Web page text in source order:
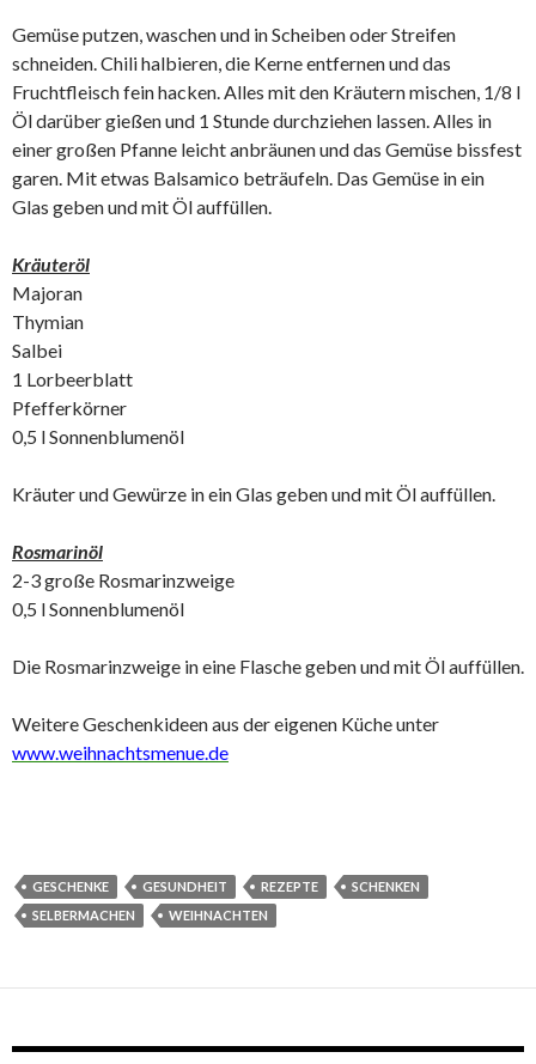
Gemüse putzen, waschen und in Scheiben oder Streifen
schneiden. Chili halbieren, die Kerne entfernen und das
Fruchtfleisch fein hacken. Alles mit den Kräutern mischen, 1/8 l
Öl darüber gießen und 1 Stunde durchziehen lassen. Alles in
einer großen Pfanne leicht anbräunen und das Gemüse bissfest
garen. Mit etwas Balsamico beträufeln. Das Gemüse in ein
Glas geben und mit Öl auffüllen.
Kräuteröl
Majoran
Thymian
Salbei
1 Lorbeerblatt
Pfefferkörner
0,5 l Sonnenblumenöl
Kräuter und Gewürze in ein Glas geben und mit Öl auffüllen.
Rosmarinöl
2-3 große Rosmarinzweige
0,5 l Sonnenblumenöl
Die Rosmarinzweige in eine Flasche geben und mit Öl auffüllen.
Weitere Geschenkideen aus der eigenen Küche unter
www.weihnachtsmenue.de
GESCHENKE GESUNDHEIT REZEPTE
SCHENKEN
SELBERMACHEN
WEIHNACHTEN